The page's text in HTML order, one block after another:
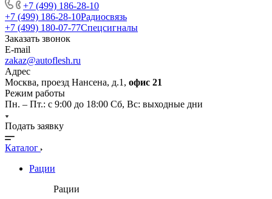
+7 (499) 186-28-10
+7 (499) 186-28-10Радиосвязь
+7 (499) 180-07-77Спецсигналы
Заказать звонок
E-mail
zakaz@autoflesh.ru
Адрес
Москва, проезд Нансена, д.1, офис 21
Режим работы
Пн. – Пт.: с 9:00 до 18:00 Cб, Вс: выходные дни
Подать заявку
Каталог
Рации
Рации